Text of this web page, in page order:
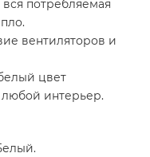
потребляемая
вентиляторов и
цвет
интерьер.